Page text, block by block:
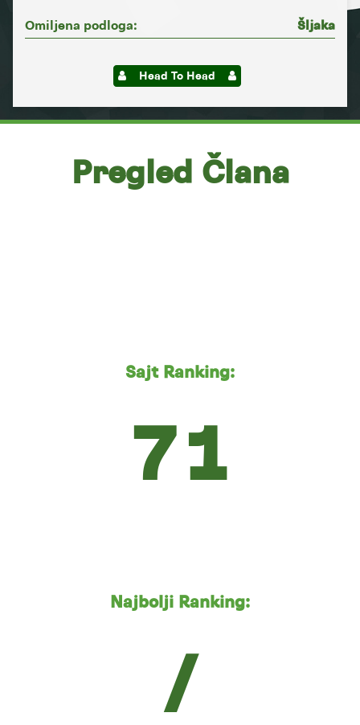
Omiljena podloga: Šljaka
Head To Head
Pregled Člana
Sajt Ranking:
71
Najbolji Ranking:
/